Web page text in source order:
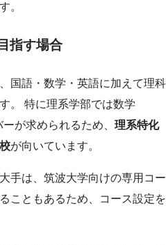
。
指す場合
国語・数学・英語に加えて理科
。 特に理系学部では数学
が求められるため、 理系特化
が向いています。
手は、筑波大学向けの専用コー
こともあるため、コース設定を